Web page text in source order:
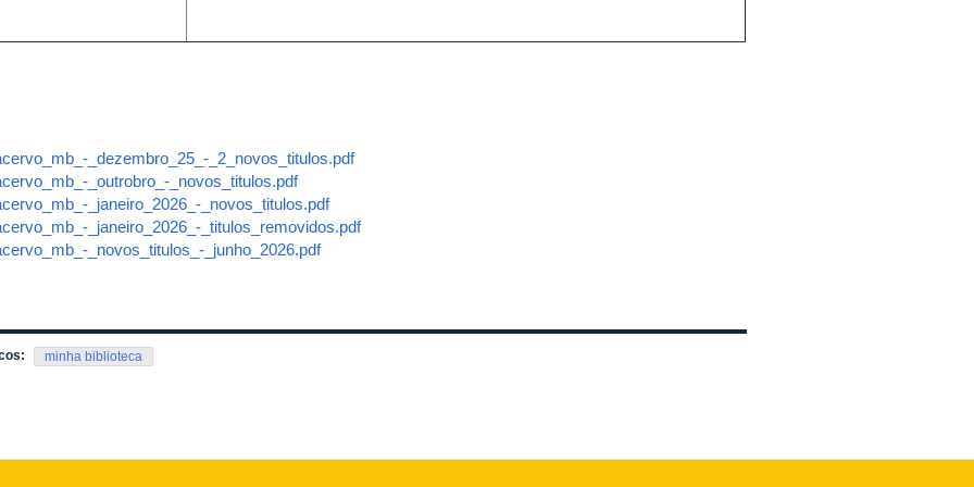
_dezembro_25_-_2_novos_titulos.pdf
_outrobro_-_novos_titulos.pdf
_janeiro_2026_-_novos_titulos.pdf
_janeiro_2026_-_titulos_removidos.pdf
_novos_titulos_-_junho_2026.pdf
minha biblioteca